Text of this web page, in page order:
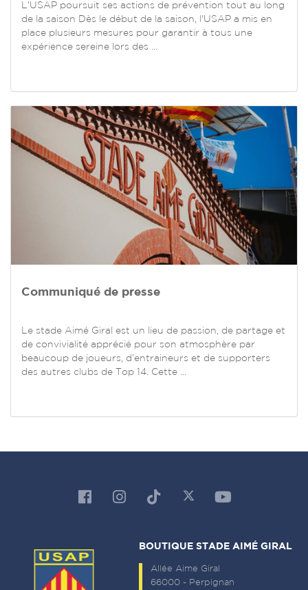
L'USAP poursuit ses actions de prévention tout au long
de la saison Dès le début de la saison, l'USAP a mis en
place plusieurs mesures pour garantir à tous une
expérience sereine lors des ...
Communiqué de presse
Le stade Aimé Giral est un lieu de passion, de partage et
de convivialité apprécié pour son atmosphère par
beaucoup de joueurs, d’entraineurs et de supporters
des autres clubs de Top 14. Cette ...
BOUTIQUE STADE AIMÉ GIRAL
Allée Aime Giral
66000 - Perpignan